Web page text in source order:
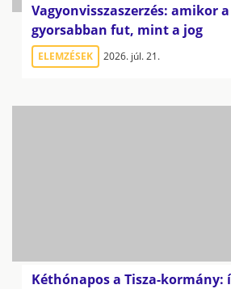
Vagyonvisszaszerzés: amikor
gyorsabban fut, mint a jog
ELEMZÉSEK 2026. júl. 21.
Kéthónapos a Tisza-kormány: